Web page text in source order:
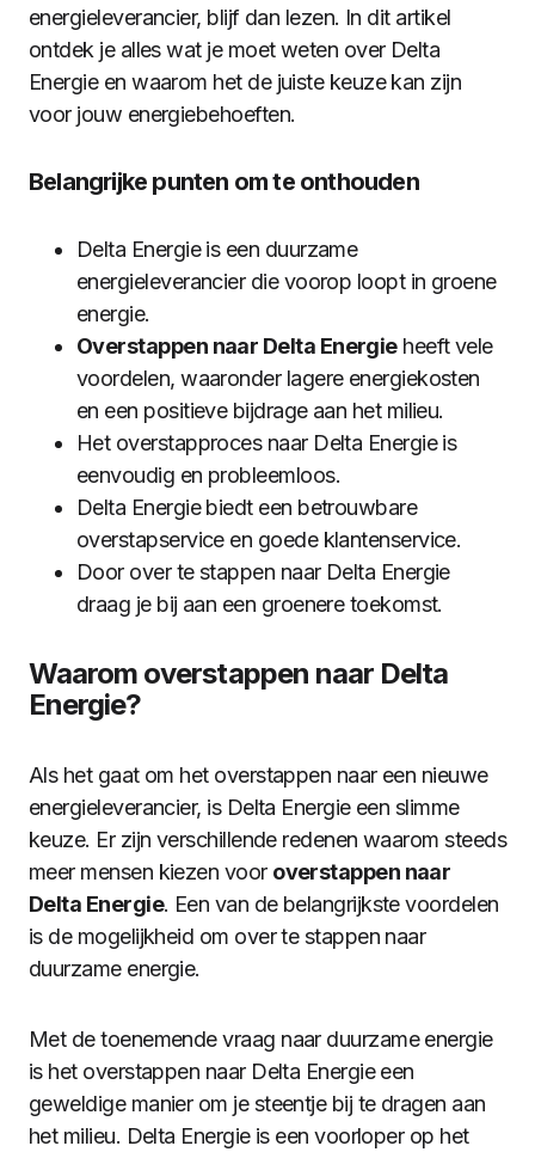
energieleverancier, blijf dan lezen. In dit artikel
ontdek je alles wat je moet weten over Delta
Energie en waarom het de juiste keuze kan zijn
voor jouw energiebehoeften.
Belangrijke punten om te onthouden
Delta Energie is een duurzame
energieleverancier die voorop loopt in groene
energie.
Overstappen naar Delta Energieheeft vele
voordelen, waaronder lagere energiekosten
en een positieve bijdrage aan het milieu.
Het overstapproces naar Delta Energie is
eenvoudig en probleemloos.
Delta Energie biedt een betrouwbare
overstapservice en goede klantenservice.
Door over te stappen naar Delta Energie
draag je bij aan een groenere toekomst.
Waarom overstappen naar Delta
Energie?
Als het gaat om het overstappen naar een nieuwe
energieleverancier, is Delta Energie een slimme
keuze. Er zijn verschillende redenen waarom steeds
meer mensen kiezen voor overstappen naar
Delta Energie. Een van de belangrijkste voordelen
is de mogelijkheid om over te stappen naar
duurzame energie.
Met de toenemende vraag naar duurzame energie
is het overstappen naar Delta Energie een
geweldige manier om je steentje bij te dragen aan
het milieu. Delta Energie is een voorloper op het